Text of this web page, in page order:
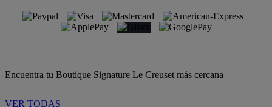
Encuentra tu Boutique Signature Le Creuset más cercana
VER TODAS